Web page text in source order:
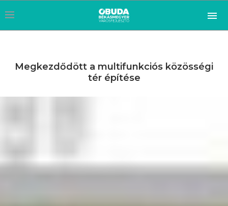
Megkezdődött a multifunkciós közösségi
tér építése